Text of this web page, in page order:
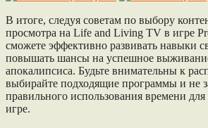
В итоге, следуя советам по выбору
просмотра на Life and Living TV в игре
сможете эффективно развивать навыки
повышать шансы на успешное
апокалипсиса. Будьте внимательны к
выбирайте подходящие программы и не
правильного использования времени
игре.